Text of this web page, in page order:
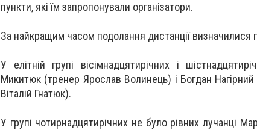
пункти, які їм запропонували організатори.
За найкращим часом подолання дистанції визначилися
У елітній групі вісімнадцятирічних і
Микитюк (тренер Ярослав Волинець) і Богдан
Віталій Гнатюк).
У групі чотирнадцятирічних не було рівних лучанці